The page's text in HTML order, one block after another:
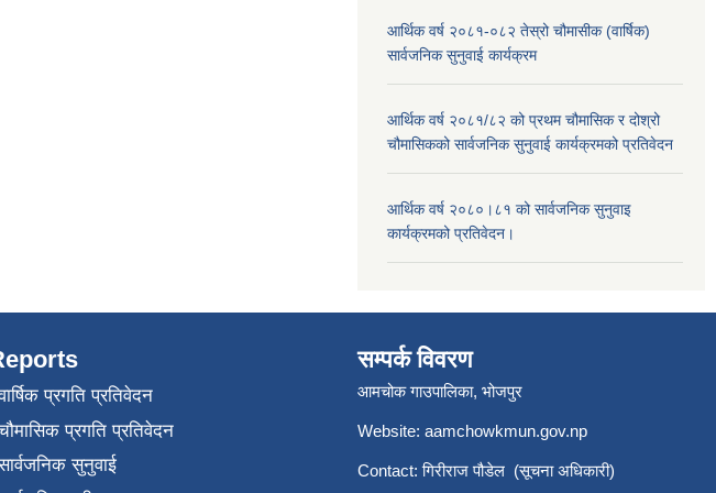
आर्थिक वर्ष २०८१-०८२ तेस्रो चौमासीक (वार्षिक)
सार्वजनिक सुनुवाई कार्यक्रम
आर्थिक वर्ष २०८१/८२ को प्रथम चौमासिक र दोश्रो
चौमासिकको सार्वजनिक सुनुवाई कार्यक्रमको प्रतिवेदन
आर्थिक वर्ष २०८०।८१ को सार्वजनिक सुनुवाइ
कार्यक्रमको प्रतिवेदन।
प्रगति प्रतिवेदन
प्रगति प्रतिवेदन
सुनुवाई
सम्पर्क विवरण
आमचोक गाउपालिका, भोजपुर
Website: aamchowkmun.gov.np
Contact: गिरीराज पौडेल (सूचना अधिकारी)